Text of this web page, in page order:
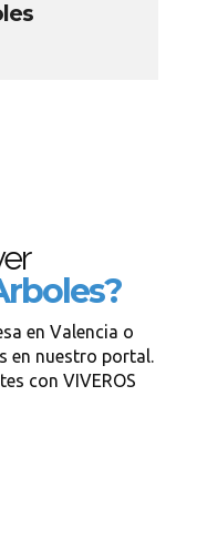
en Valencia o
en nuestro portal.
con VIVEROS